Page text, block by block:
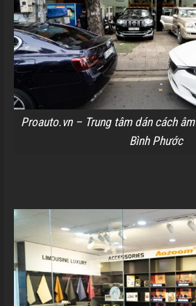
Proauto.vn – Trung tâm dán cách
Bình Phước